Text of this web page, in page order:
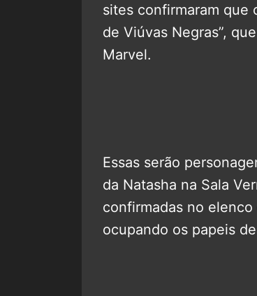
sites confirmaram que
de Viúvas Negras”,
Marvel.
Essas serão
da Natasha na Sala
confirmadas no
ocupando os papeis